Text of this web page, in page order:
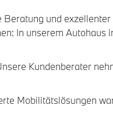
und
In unserem Autohaus
Kundenberater
Mobilitätslösungen